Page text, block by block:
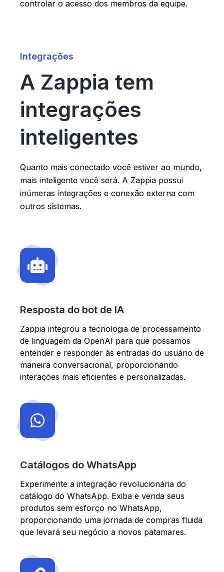
controlar o acesso dos membros da equipe.
Integrações
A Zappia tem
integrações
inteligentes
Quanto mais conectado você estiver ao mundo,
mais inteligente você será. A Zappia possui
inúmeras integrações e conexão externa com
outros sistemas.
Resposta do bot de IA
Zappia integrou a tecnologia de processamento
de linguagem da OpenAI para que possamos
entender e responder às entradas do usuário de
maneira conversacional, proporcionando
interações mais eficientes e personalizadas.
Catálogos do WhatsApp
Experimente a integração revolucionária do
catálogo do WhatsApp. Exiba e venda seus
produtos sem esforço no WhatsApp,
proporcionando uma jornada de compras fluida
que levará seu negócio a novos patamares.